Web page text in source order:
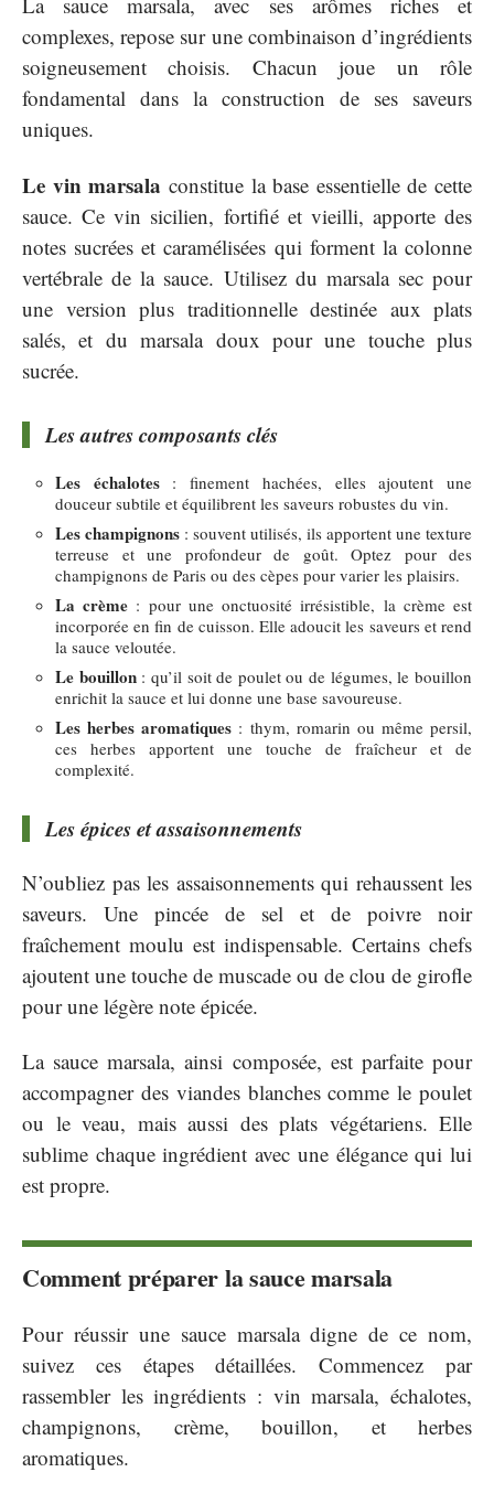
complexes, repose sur une combinaison d’ingrédients
soigneusement choisis. Chacun joue un rôle
fondamental dans la construction de ses saveurs
uniques.
Le vin marsala constitue la base essentielle de cette
sauce. Ce vin sicilien, fortifié et vieilli, apporte des
notes sucrées et caramélisées qui forment la colonne
vertébrale de la sauce. Utilisez du marsala sec pour
une version plus traditionnelle destinée aux plats
salés, et du marsala doux pour une touche plus
sucrée.
Les autres composants clés
Les échalotes: finement hachées, elles ajoutent une
douceur subtile et équilibrent les saveurs robustes du vin.
Les champignons : souvent utilisés, ils apportent une texture
terreuse et une profondeur de goût. Optez pour des
champignons de Paris ou des cèpes pour varier les plaisirs.
La crème : pour une onctuosité irrésistible, la crème est
incorporée en fin de cuisson. Elle adoucit les saveurs et rend
la sauce veloutée.
Le bouillon: qu’il soit de poulet ou de légumes, le bouillon
enrichit la sauce et lui donne une base savoureuse.
Les herbes aromatiques : thym, romarin ou même persil,
ces herbes apportent une touche de fraîcheur et de
complexité.
Les épices et assaisonnements
N’oubliez pas les assaisonnements qui rehaussent les
saveurs. Une pincée de sel et de poivre noir
fraîchement moulu est indispensable. Certains chefs
ajoutent une touche de muscade ou de clou de girofle
pour une légère note épicée.
La sauce marsala, ainsi composée, est parfaite pour
accompagner des viandes blanches comme le poulet
ou le veau, mais aussi des plats végétariens. Elle
sublime chaque ingrédient avec une élégance qui lui
est propre.
Comment préparer la sauce marsala
Pour réussir une sauce marsala digne de ce nom,
suivez ces étapes détaillées. Commencez par
rassembler les ingrédients : vin marsala, échalotes,
champignons, crème, bouillon, et herbes
aromatiques.